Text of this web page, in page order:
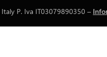
P. Iva IT03079890350 –